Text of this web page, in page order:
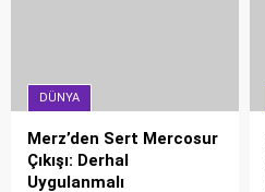
DÜNYA
Merz’den Sert Mercosur
Çıkışı: Derhal
Uygulanmalı